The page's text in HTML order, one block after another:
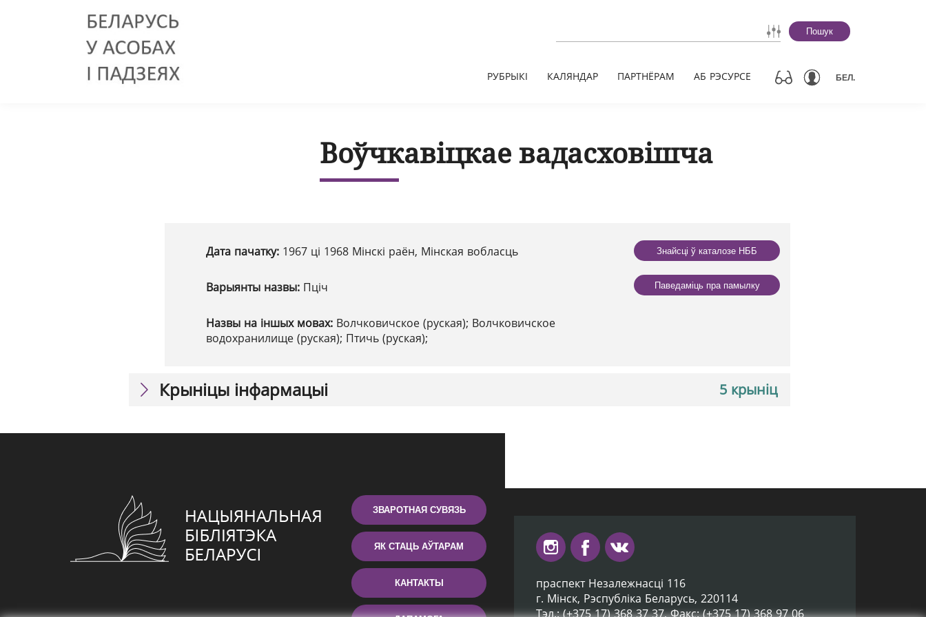
Пошук
РУБРЫКІ КАЛЯНДАР ПАРТНЁРАМ АБ РЭСУРСЕ БЕЛ.
Воўчкавіцкае вадасховішча
Дата пачатку: 1967 ці 1968 Мінскі раён, Мінская вобласць
Варыянты назвы: Пціч
Назвы на іншых мовах: Волчковичское (руская); Волчковичское
водохранилище (руская); Птичь (руская);
Знайсці ў каталозе НББ
Паведаміць пра памылку
5 крыніц
Крыніцы інфармацыі
ЗВАРОТНАЯ СУВЯЗЬ
ЯК СТАЦЬ АЎТАРАМ
КАНТАКТЫ
праспект Незалежнасці 116
г. Мiнск, Рэспубліка Беларусь, 220114
Тэл.: (+375 17) 368 37 37, Факс: (+375 17) 368 97 06